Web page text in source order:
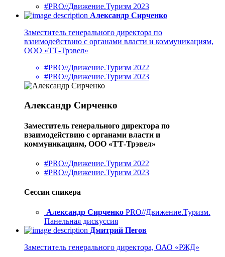
#PRO//Движение.Туризм 2023
Александр Сирченко
Заместитель генерального директора по
взаимодействию с органами власти и коммуникациям,
ООО «ТТ-Трэвел»
#PRO//Движение.Туризм 2022
#PRO//Движение.Туризм 2023
Александр Сирченко
Заместитель генерального директора по
взаимодействию с органами власти и
коммуникациям, ООО «ТТ-Трэвел»
#PRO//Движение.Туризм 2022
#PRO//Движение.Туризм 2023
Сессии спикера
Александр Сирченко PRO//Движение.Туризм.
Панельная дискуссия
Дмитрий Пегов
Заместитель генерального директора, ОАО «РЖД»